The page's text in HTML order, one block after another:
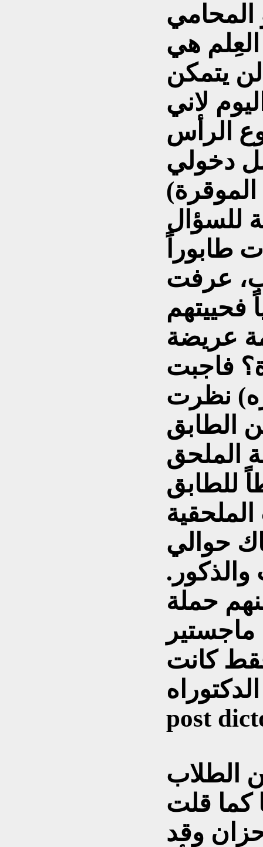
المحامي
هي
يتمكن
لاني
الرأس
دخولي
الموقرة)
للسؤال
طابوراً
عرفت
عريضة
فاجبت
نظرت
الطابق
الملحق
للطابق
حوالي
والذكور.
حملة
ماجستير
كانت
-
post
الطلاب
كما قلت
وقد